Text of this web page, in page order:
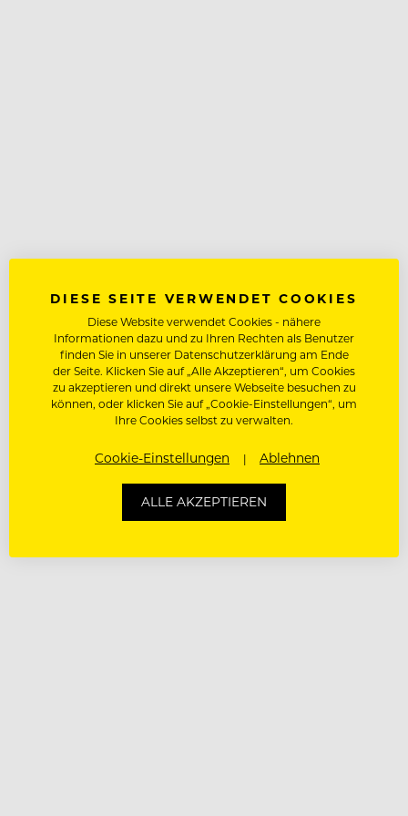
DIESE SEITE VERWENDET COOKIES
Diese Website verwendet Cookies - nähere
Informationen dazu und zu Ihren Rechten als Benutzer
finden Sie in unserer Datenschutzerklärung am Ende
der Seite. Klicken Sie auf „Alle Akzeptieren“, um Cookies
zu akzeptieren und direkt unsere Webseite besuchen zu
können, oder klicken Sie auf „Cookie-Einstellungen“, um
Ihre Cookies selbst zu verwalten.
Cookie-Einstellungen Ablehnen
ALLE AKZEPTIEREN